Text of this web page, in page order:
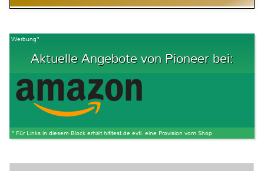
Werbung*
Aktuelle Angebote von Pioneer bei:
* Für Links in diesem Block erhält hifitest.de evtl. eine Provision vom Shop